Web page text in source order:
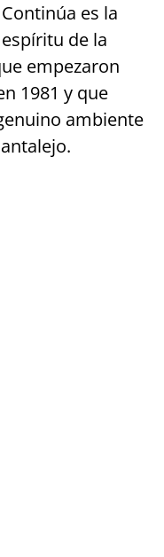
es la
de la
empezaron
1981 y que
ambiente